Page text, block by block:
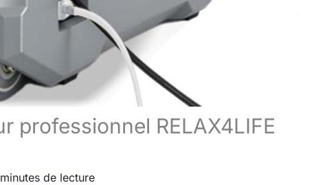
professionnel RELAX4LIFE
de lecture